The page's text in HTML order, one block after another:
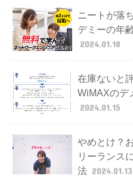
ニートが落
デミーの年
2024.01.18
在庫ないと
WiMAXのデ
2024.01.15
やめとけ？
リーランス
法 2024.01.13